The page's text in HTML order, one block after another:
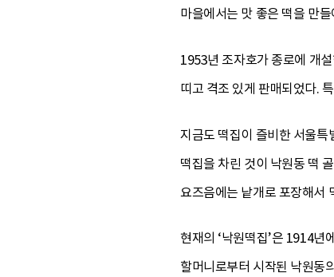
마을에서는 맛 좋은 떡을 만
1953년 조자호가 종로에 개
띠고 격조 있게 판매되었다.
지금도 떡집이 즐비한 서울특
떡집을 차린 것이 낙원동 떡
요즈음에는 낱개로 포장해서
현재의 ‘낙원떡집’은 1914
할머니로부터 시작된 낙원동